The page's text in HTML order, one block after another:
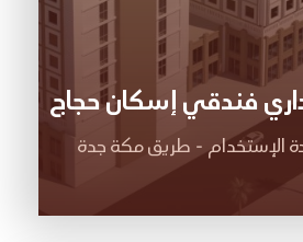
فندقي إسكان حجاج
الإستخدام - طريق مكة جدة